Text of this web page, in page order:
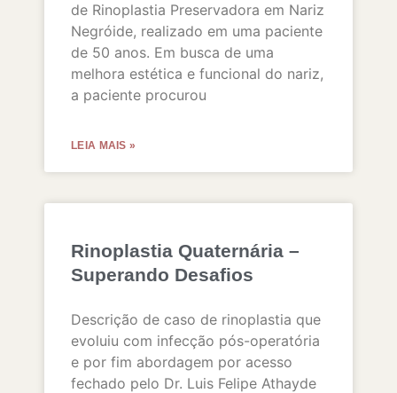
de Rinoplastia Preservadora em Nariz
Negróide, realizado em uma paciente
de 50 anos. Em busca de uma
melhora estética e funcional do nariz,
a paciente procurou
LEIA MAIS »
Rinoplastia Quaternária –
Superando Desafios
Descrição de caso de rinoplastia que
evoluiu com infecção pós-operatória
e por fim abordagem por acesso
fechado pelo Dr. Luis Felipe Athayde